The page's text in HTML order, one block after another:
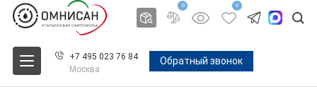
0 0
+7 495 023 76 84
Москва
Обратный звонок